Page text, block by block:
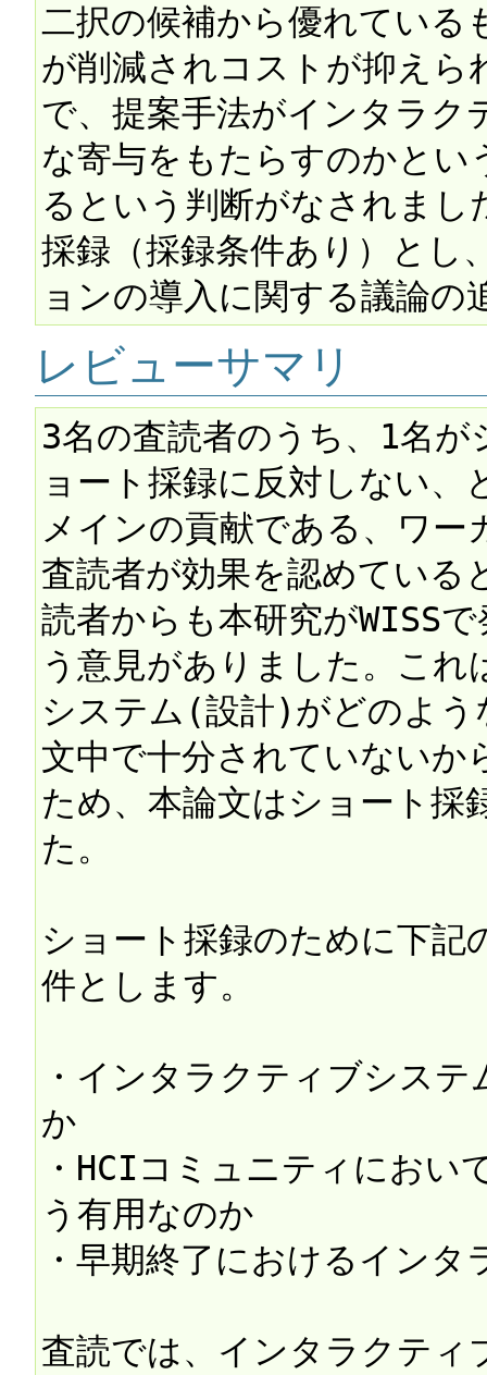
二択の候補から優れている
が削減されコストが抑えら
で、提案手法がインタラク
な寄与をもたらすのかとい
るという判断がなされま
採録（採録条件あり）とし
レビューサマリ
3名の査読者のうち、1名
ョート採録に反対しない
メインの貢献である、ワ
査読者が効果を認めている
読者からも本研究がWISS
う意見がありました。こ
システム(設計)がどのよう
文中で十分されていないか
ため、本論文はショート採
た。
ショート採録のために下記
件とします。
・インタラクティブシス
か
・HCIコミュニティにおい
う有用なのか
・早期終了におけるイン
査読では、インタラクテ